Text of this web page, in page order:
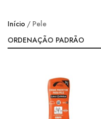
Início
Pele